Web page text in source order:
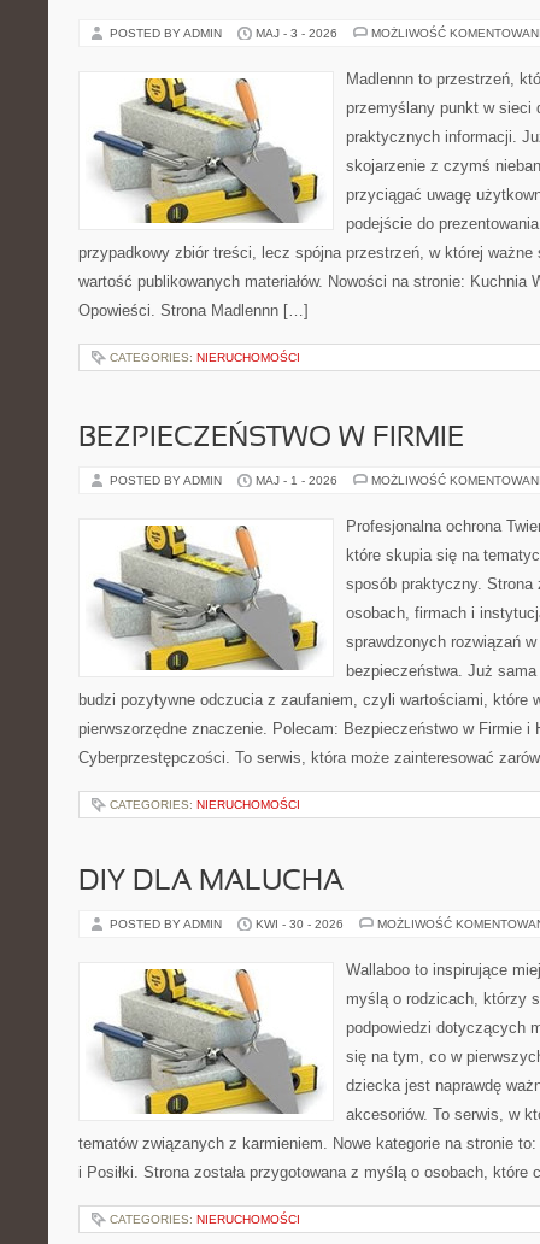
POSTED BY ADMIN MAJ - 3 - 2026 MOŻLIWOŚĆ
Madlennn to przestrzeń,
przemyślany punkt w sieci
praktycznych informacji.
skojarzenie z czymś
przyciągać uwagę
podejście do
przypadkowy zbiór treści, lecz spójna przestrzeń, w której ważne
wartość publikowanych materiałów. Nowości na stronie: Kuchnia
Opowieści. Strona Madlennn […]
CATEGORIES: NIERUCHOMOŚCI
BEZPIECZEŃSTWO W FIRMIE
POSTED BY ADMIN MAJ - 1 - 2026 MOŻLIWOŚĆ
Profesjonalna ochrona
które skupia się na
sposób praktyczny. Strona
osobach, firmach i
sprawdzonych rozwiązań
bezpieczeństwa. Już
budzi pozytywne odczucia z zaufaniem, czyli wartościami, które
pierwszorzędne znaczenie. Polecam: Bezpieczeństwo w Firmie i
Cyberprzestępczości. To serwis, która może zainteresować
CATEGORIES: NIERUCHOMOŚCI
DIY DLA MALUCHA
POSTED BY ADMIN KWI - 30 - 2026 MOŻLIWOŚĆ
Wallaboo to inspirujące
myślą o rodzicach, którzy
podpowiedzi dotyczących
się na tym, co w
dziecka jest naprawdę
akcesoriów. To serwis, w
tematów związanych z karmieniem. Nowe kategorie na stronie
i Posiłki. Strona została przygotowana z myślą o osobach,
CATEGORIES: NIERUCHOMOŚCI